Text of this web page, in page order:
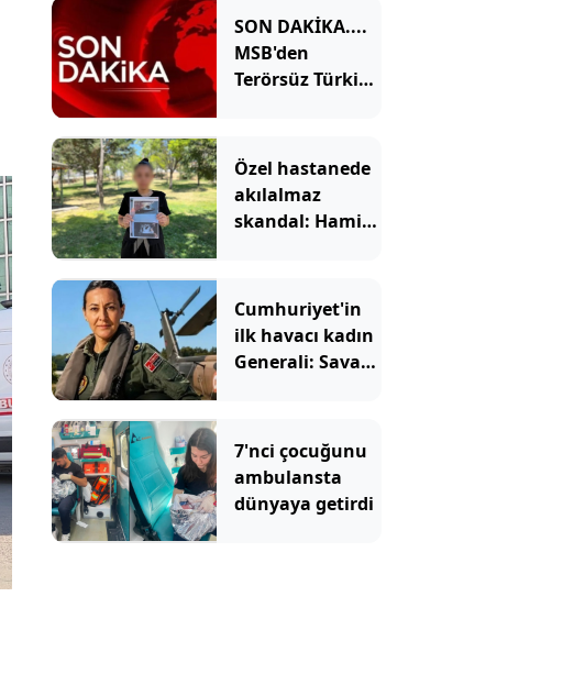
SON DAKİKA....
MSB'den
Terörsüz Türkiye
tedbir alınacak
Özel hastanede
akılalmaz
skandal: Hamile
Cumhuriyet'in
ilk havacı kadın
Generali: Savaş
bırakmış!
7'nci çocuğunu
ambulansta
dünyaya getirdi